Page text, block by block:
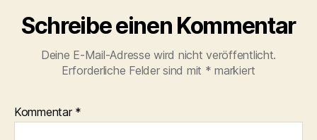
Schreibe einen Kommentar
Deine E-Mail-Adresse wird nicht veröffentlicht.
Erforderliche Felder sind mit * markiert
Kommentar *